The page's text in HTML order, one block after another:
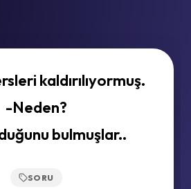
kaldırılıyormuş.
-Neden?
bulmuşlar..
SORU